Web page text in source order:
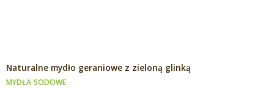
Naturalne mydło geraniowe z zieloną glinką
MYDŁA SODOWE